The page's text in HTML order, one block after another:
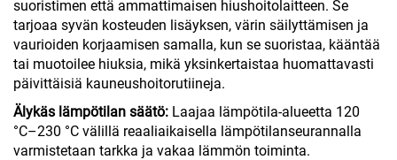
suoristimen että ammattimaisen hiushoitolaitteen. Se
tarjoaa syvän kosteuden lisäyksen, värin säilyttämisen ja
vaurioiden korjaamisen samalla, kun se suoristaa, kääntää
tai muotoilee hiuksia, mikä yksinkertaistaa huomattavasti
päivittäisiä kauneushoitorutiineja.
Älykäs lämpötilan säätö: Laajaa lämpötila-alueetta 120
°C–230 °C välillä reaaliaikaisella lämpötilanseurannalla
varmistetaan tarkka ja vakaa lämmön toiminta.